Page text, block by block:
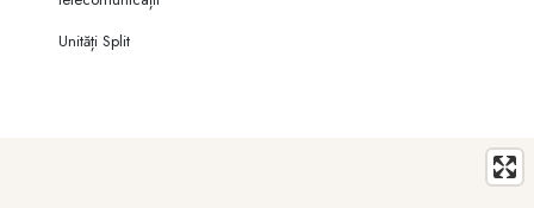
Unități Split